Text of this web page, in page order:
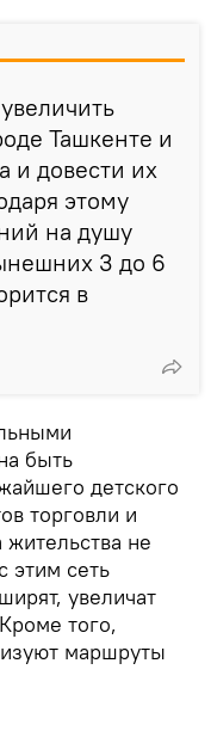
Ташкенте и
и довести их
этому
на душу
3 до 6
в
быть
детского
торговли и
жительства не
этим сеть
увеличат
того,
маршруты